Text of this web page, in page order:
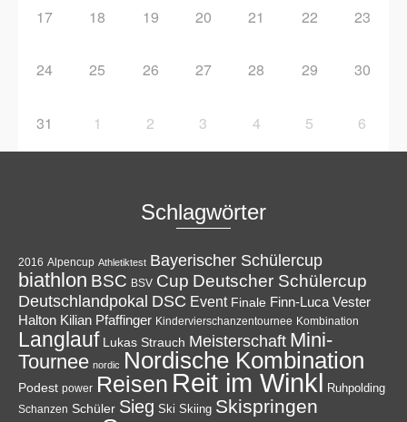
17 18 19 20 21 22 23
24 25 26 27 28 29 30
31 1 2 3 4 5 6
Schlagwörter
2016 Alpencup Athletiktest Bayerischer Schülercup
biathlon BSC BSV Cup Deutscher Schülercup
Deutschlandpokal DSC Event Finale Finn-Luca Vester
Halton Kilian Pfaffinger Kindervierschanzentournee Kombination
Langlauf Lukas Strauch Meisterschaft Mini-
Tournee nordic Nordische Kombination
Podest power Reisen Reit im Winkl Ruhpolding
Schanzen Schüler Sieg Ski Skiing Skispringen